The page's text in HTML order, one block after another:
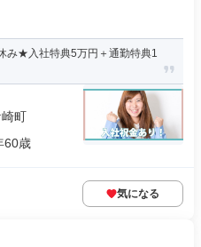
み★入社特典5万円＋通勤特典1
町
60歳
気になる